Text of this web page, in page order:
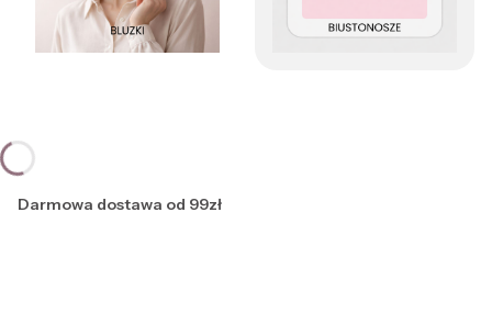
Darmowa dostawa od 99zł